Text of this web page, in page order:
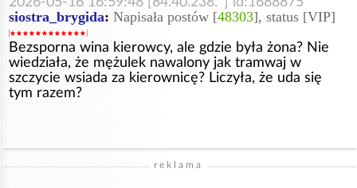
siostra_brygida: Napisała postów [48303], status [VIP]
Bezsporna wina kierowcy, ale gdzie była żona? Nie
wiedziała, że mężulek nawalony jak tramwaj w
szczycie wsiada za kierownicę? Liczyła, że uda się
tym razem?
reklama